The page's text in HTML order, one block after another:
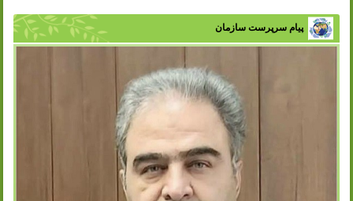
پیام سرپرست سازمان